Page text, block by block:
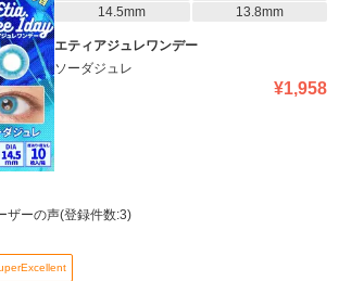
14.5mm
13.8mm
エティアジュレワンデー
ソーダジュレ
¥1,958
ザーの声(登録件数:3)